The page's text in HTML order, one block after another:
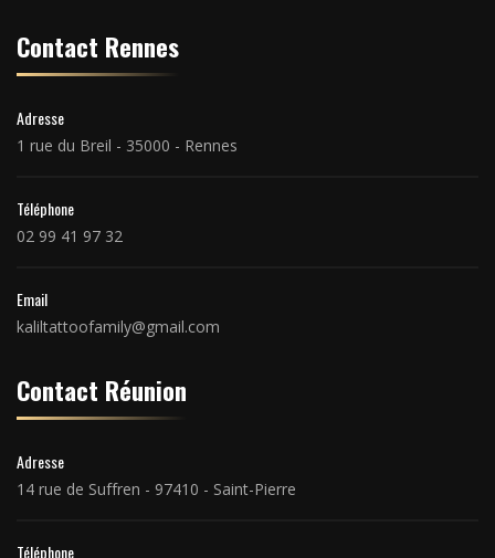
Contact Rennes
Adresse
1 rue du Breil - 35000 - Rennes
Téléphone
02 99 41 97 32
Email
kaliltattoofamily@gmail.com
Contact Réunion
Adresse
14 rue de Suffren - 97410 - Saint-Pierre
Téléphone